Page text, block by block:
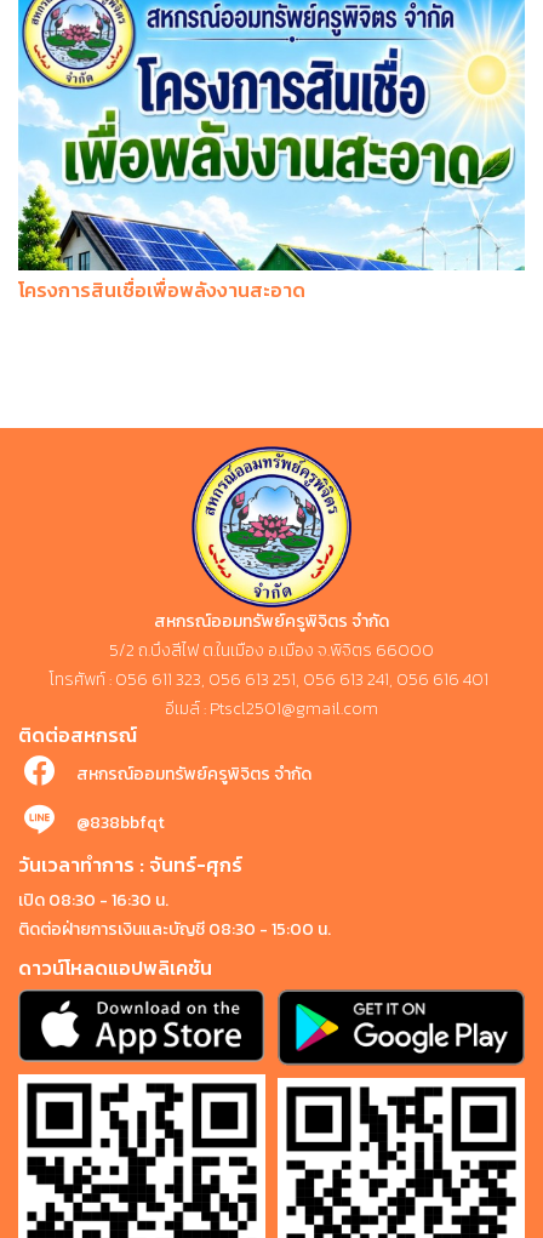
โครงการสินเชื่อเพื่อพลังงานสะอาด
สหกรณ์ออมทรัพย์ครูพิจิตร จำกัด
5/2 ถ.บึงสีไฟ ต.ในเมือง อ.เมือง จ.พิจิตร 66000
โทรศัพท์ : 056 611 323, 056 613 251, 056 613 241, 056 616 401
อีเมล์ : Ptscl2501@gmail.com
ติดต่อสหกรณ์
สหกรณ์ออมทรัพย์ครูพิจิตร จำกัด
@838bbfqt
วันเวลาทำการ : จันทร์-ศุกร์
เปิด 08:30 - 16:30 น.
ติดต่อฝ่ายการเงินและบัญชี 08:30 - 15:00 น.
ดาวน์โหลดแอปพลิเคชัน